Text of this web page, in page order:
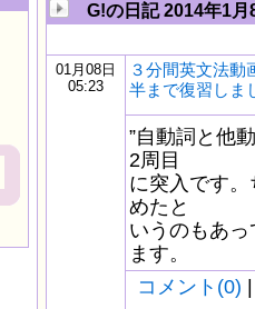
G!の日記 2014年1月
01月08日
05:23
３分間英文法動
半まで復習しま
”自動詞と他
2周目
に突入です
めたと
いうのもあ
ます。
コメント(0)